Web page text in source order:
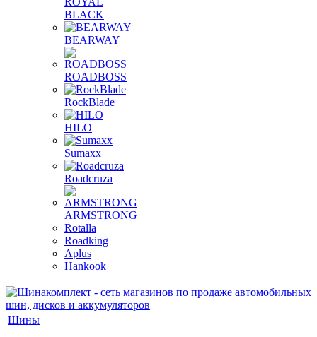
BLACK
BEARWAY
ROADBOSS
RockBlade
HILO
Sumaxx
Roadcruza
ARMSTRONG
Rotalla
Roadking
Aplus
Hankook
Шины